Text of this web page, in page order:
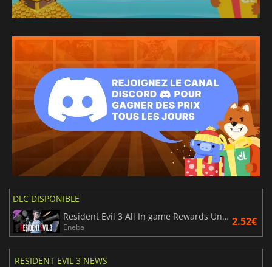
DLC DISPONIBLE
Resident Evil 3 All In game Rewards Unlock
Eneba 2.52€
RESIDENT EVIL 3 NEWS